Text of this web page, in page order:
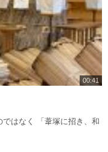
00:41
はなく 「葦塚に招き、和